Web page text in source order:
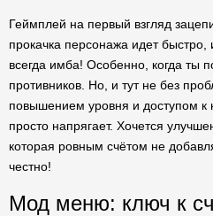
Геймплей на первый взгляд
прокачка персонажа идет быстро,
всегда имба! Особенно, когда ты
противников. Но, и тут не без
повышением уровня и доступом
просто напрягает. Хочется
которая ровным счётом не
честно!
Мод меню: ключ к